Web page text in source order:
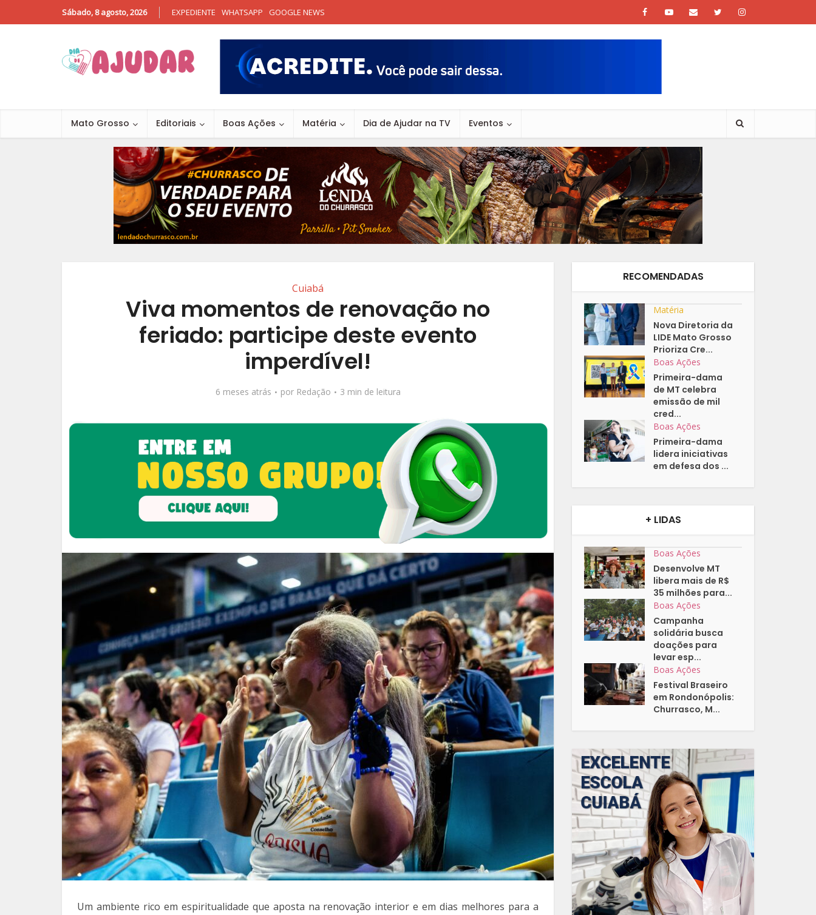
Sábado, 8 agosto, 2026 EXPEDIENTE WHATSAPP GOOGLE NEWS
Mato Grosso Editoriais Boas Ações Matéria Dia de Ajudar na TV Eventos
Cuiabá
Viva momentos de renovação no
feriado: participe deste evento
imperdível!
6 meses atrás por Redação 3 min de leitura
Um ambiente rico em espiritualidade que aposta na renovação interior e em dias melhores para a
RECOMENDADAS
Matéria
Nova Diretoria da
LIDE Mato Grosso
Prioriza Cre...
Boas Ações
Primeira-dama
de MT celebra
emissão de mil
cred...
Boas Ações
Primeira-dama
lidera iniciativas
em defesa dos ...
+ LIDAS
Boas Ações
Desenvolve MT
libera mais de R$
35 milhões para...
Boas Ações
Campanha
solidária busca
doações para
levar esp...
Boas Ações
Festival Braseiro
em Rondonópolis:
Churrasco, M...